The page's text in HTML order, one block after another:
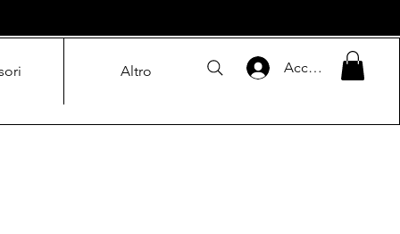
Altro Accedi